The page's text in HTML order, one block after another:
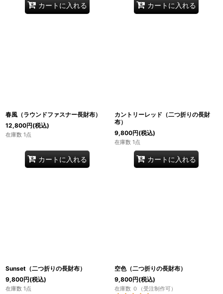
カートに入れる カートに入れる
春風（ラウンドファスナー長財布）
12,800円(税込)
在庫数 1点
カートに入れる
カントリーレッド（二つ折りの長財
布）
9,800円(税込)
在庫数 1点
カートに入れる
Sunset（二つ折りの長財布）
9,800円(税込)
在庫数 1点
空色（二つ折りの長財布）
9,800円(税込)
在庫数 ０（受注制作可）